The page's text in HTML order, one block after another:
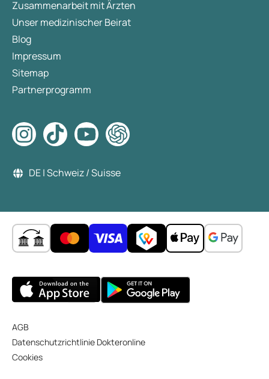
Zusammenarbeit mit Ärzten
Unser medizinischer Beirat
Blog
Impressum
Sitemap
Partnerprogramm
DE | Schweiz / Suisse
AGB
Datenschutzrichtlinie Dokteronline
Cookies